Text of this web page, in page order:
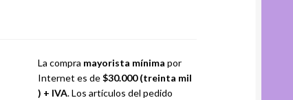
La compra mayorista mínima por
Internet es de$30.000 (treinta mil
) + IVA. Los artículos del pedido